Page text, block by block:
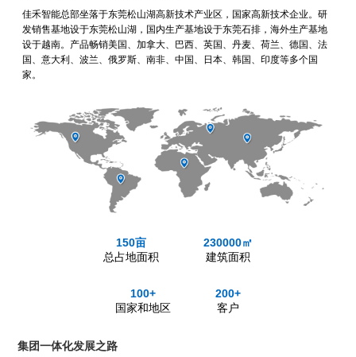
佳禾智能总部坐落于东莞松山湖高新技术产业区，国家高新技术企业。研
发销售基地设于东莞松山湖，国内生产基地设于东莞石排，海外生产基地
设于越南。产品畅销美国、加拿大、巴西、英国、丹麦、荷兰、德国、法
国、意大利、波兰、俄罗斯、南非、中国、日本、韩国、印度等多个国
家。
150亩
总占地面积
230000㎡
建筑面积
100+
国家和地区
200+
客户
集团一体化发展之路